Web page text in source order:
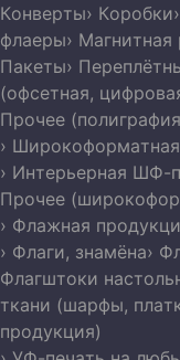
Конверты› Коробки
флаеры› Магнитная
Пакеты›
(офсетная,
Прочее
›
› Интерьерная ШФ-
Прочее
› Флажная
› Флаги, знамёна›
Флагштоки
ткани (шарфы,
продукция)